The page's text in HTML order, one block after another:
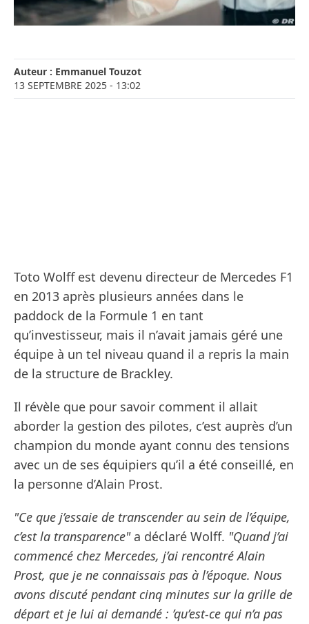
Auteur : Emmanuel Touzot
13 SEPTEMBRE 2025 - 13:02
Toto Wolff est devenu directeur de Mercedes F1
en 2013 après plusieurs années dans le
paddock de la Formule 1 en tant
qu’investisseur, mais il n’avait jamais géré une
équipe à un tel niveau quand il a repris la main
de la structure de Brackley.
Il révèle que pour savoir comment il allait
aborder la gestion des pilotes, c’est auprès d’un
champion du monde ayant connu des tensions
avec un de ses équipiers qu’il a été conseillé, en
la personne d’Alain Prost.
"Ce que j’essaie de transcender au sein de l’équipe,
c’est la transparence"a déclaré Wolff. "Quand j’ai
commencé chez Mercedes, j’ai rencontré Alain
Prost, que je ne connaissais pas à l’époque. Nous
avons discuté pendant cinq minutes sur la grille de
départ et je lui ai demandé : ’qu’est-ce qui n’a pas